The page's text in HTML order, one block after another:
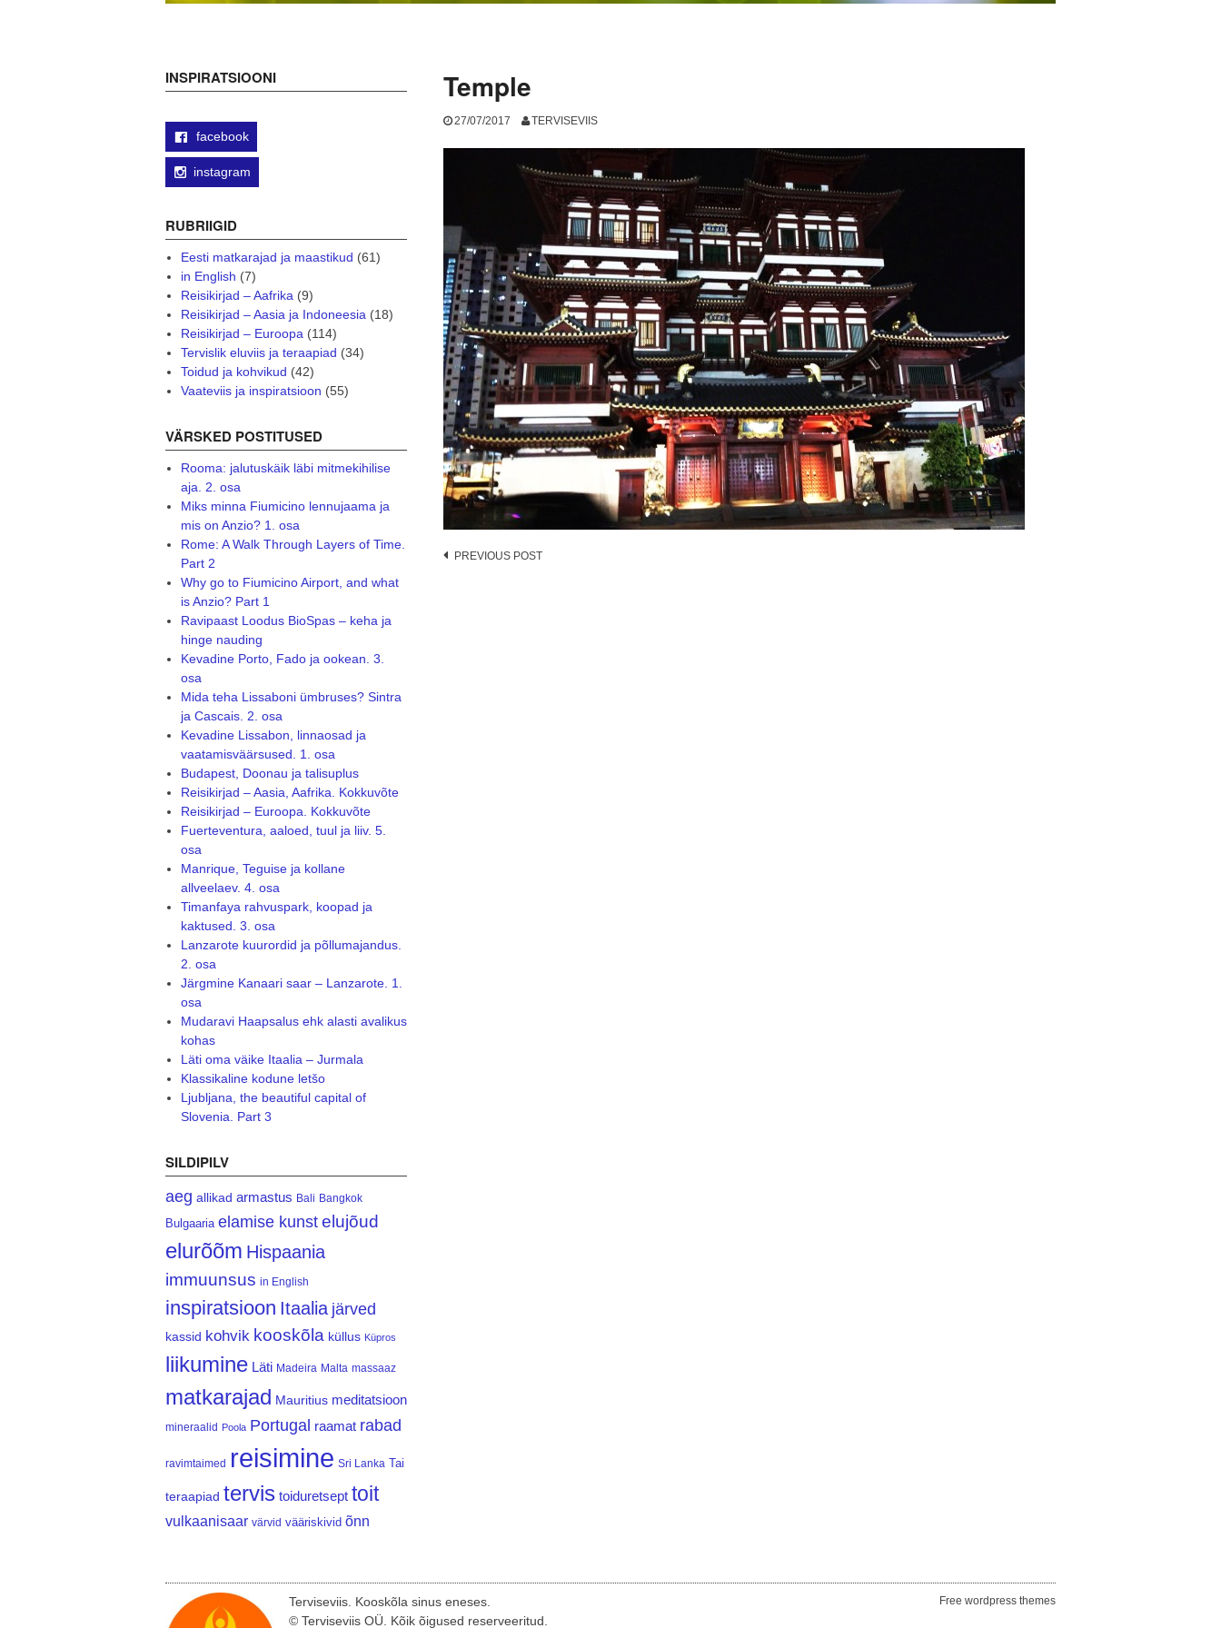
Temple
27/07/2017 TERVISEVIIS
Post
PREVIOUS POST
INSPIRATSIOONI
facebook
instagram
RUBRIIGID
Eesti matkarajad ja maastikud (61)
in English (7)
Reisikirjad – Aafrika(9)
Reisikirjad – Aasia ja Indoneesia(18)
Reisikirjad – Euroopa(114)
Tervislik eluviis ja teraapiad (34)
Toidud ja kohvikud (42)
Vaateviis ja inspiratsioon (55)
VÄRSKED POSTITUSED
Rooma: jalutuskäik läbi mitmekihilise
aja. 2. osa
Miks minna Fiumicino lennujaama ja
mis on Anzio? 1. osa
Rome: A Walk Through Layers of Time.
Part 2
Why go to Fiumicino Airport, and what
is Anzio? Part 1
Ravipaast Loodus BioSpas – keha ja
hinge nauding
Kevadine Porto, Fado ja ookean. 3.
osa
Mida teha Lissaboni ümbruses? Sintra
ja Cascais. 2. osa
Kevadine Lissabon, linnaosad ja
vaatamisväärsused. 1. osa
Budapest, Doonau ja talisuplus
Reisikirjad – Aasia, Aafrika. Kokkuvõte
Reisikirjad – Euroopa. Kokkuvõte
Fuerteventura, aaloed, tuul ja liiv. 5.
osa
Manrique, Teguise ja kollane
allveelaev. 4. osa
Timanfaya rahvuspark, koopad ja
kaktused. 3. osa
Lanzarote kuurordid ja põllumajandus.
2. osa
Järgmine Kanaari saar – Lanzarote. 1.
osa
Mudaravi Haapsalus ehk alasti avalikus
kohas
Läti oma väike Itaalia – Jurmala
Klassikaline kodune letšo
Ljubljana, the beautiful capital of
Slovenia. Part 3
SILDIPILV
aeg allikad armastus Bali Bangkok
Bulgaaria elamise kunst elujõud
elurõõm Hispaania
immuunsus in English
inspiratsioon Itaalia järved
kassid kohvik kooskõla küllus Küpros
liikumine Läti Madeira Malta massaaz
matkarajad Mauritius meditatsioon
mineraalid Poola Portugal raamat rabad
ravimtaimed reisimine Sri Lanka Tai
teraapiad tervis toiduretsept toit
vulkaanisaar värvid vääriskivid õnn
Terviseviis. Kooskõla sinus eneses.
© Terviseviis OÜ. Kõik õigused reserveeritud.
Free wordpress themes